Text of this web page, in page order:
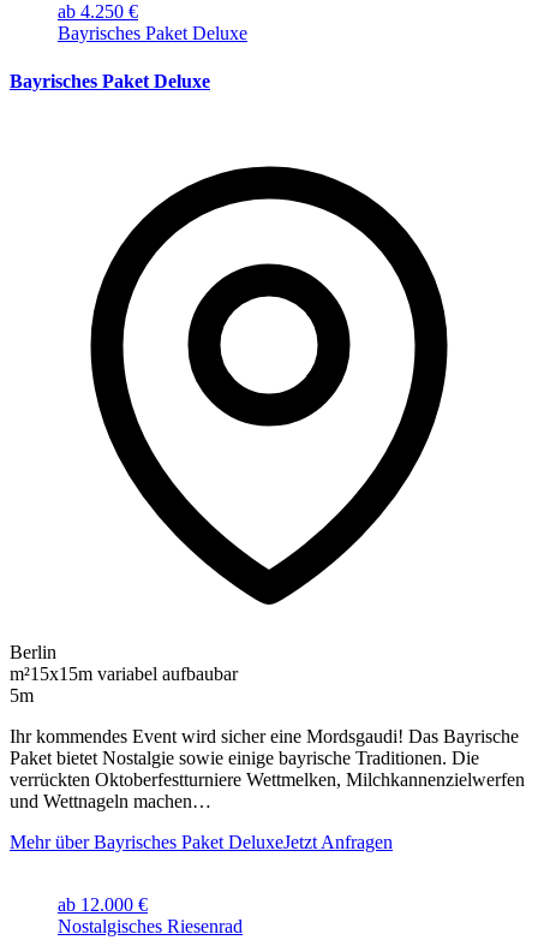
ab 4.250 €
Bayrisches Paket Deluxe
Bayrisches Paket Deluxe
Berlin
m²15x15m variabel aufbaubar
5m
Ihr kommendes Event wird sicher eine Mordsgaudi! Das Bayrische
Paket bietet Nostalgie sowie einige bayrische Traditionen. Die
verrückten Oktoberfestturniere Wettmelken, Milchkannenzielwerfen
und Wettnageln machen…
Mehr über Bayrisches Paket DeluxeJetzt Anfragen
ab 12.000 €
Nostalgisches Riesenrad